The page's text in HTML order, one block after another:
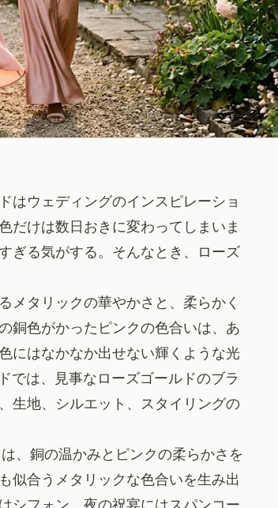
はウェディングのインスピレーショ
だけは数日おきに変わってしまいま
ぎる気がする。そんなとき、ローズ
メタリックの華やかさと、柔らかく
銅色がかったピンクの色合いは、あ
にはなかなか出せない輝くような光
では、見事なローズゴールドのブラ
生地、シルエット、スタイリングの
、銅の温かみとピンクの柔らかさを
似合うメタリックな色合いを生み出
シフォン、夜の祝宴にはスパンコー